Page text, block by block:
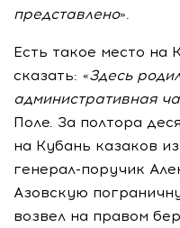
представлено».
Есть такое место на
сказать: «Здесь
административная
Поле. За полтора
на Кубань казаков
генерал-поручик
Азовскую
возвел на правом